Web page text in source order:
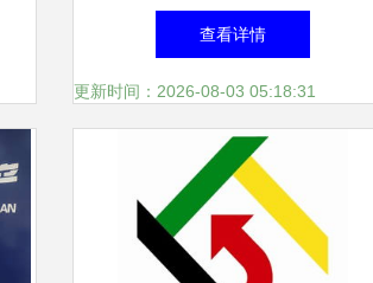
新路径——四川省房地产供应
链协会走进三菱重工海尔
查看详情
更新时间：2026-08-03 05:18:31